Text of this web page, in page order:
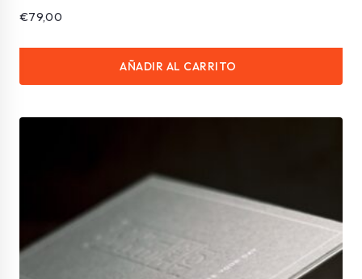
€79,00
AÑADIR AL CARRITO